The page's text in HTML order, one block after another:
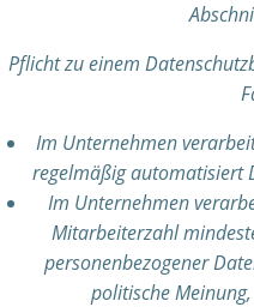
Pflicht zu einem
Im Unternehmen
regelmäßig automatisiert
Im Unternehmen
Mitarbeiterzahl
personenbezogener
politische